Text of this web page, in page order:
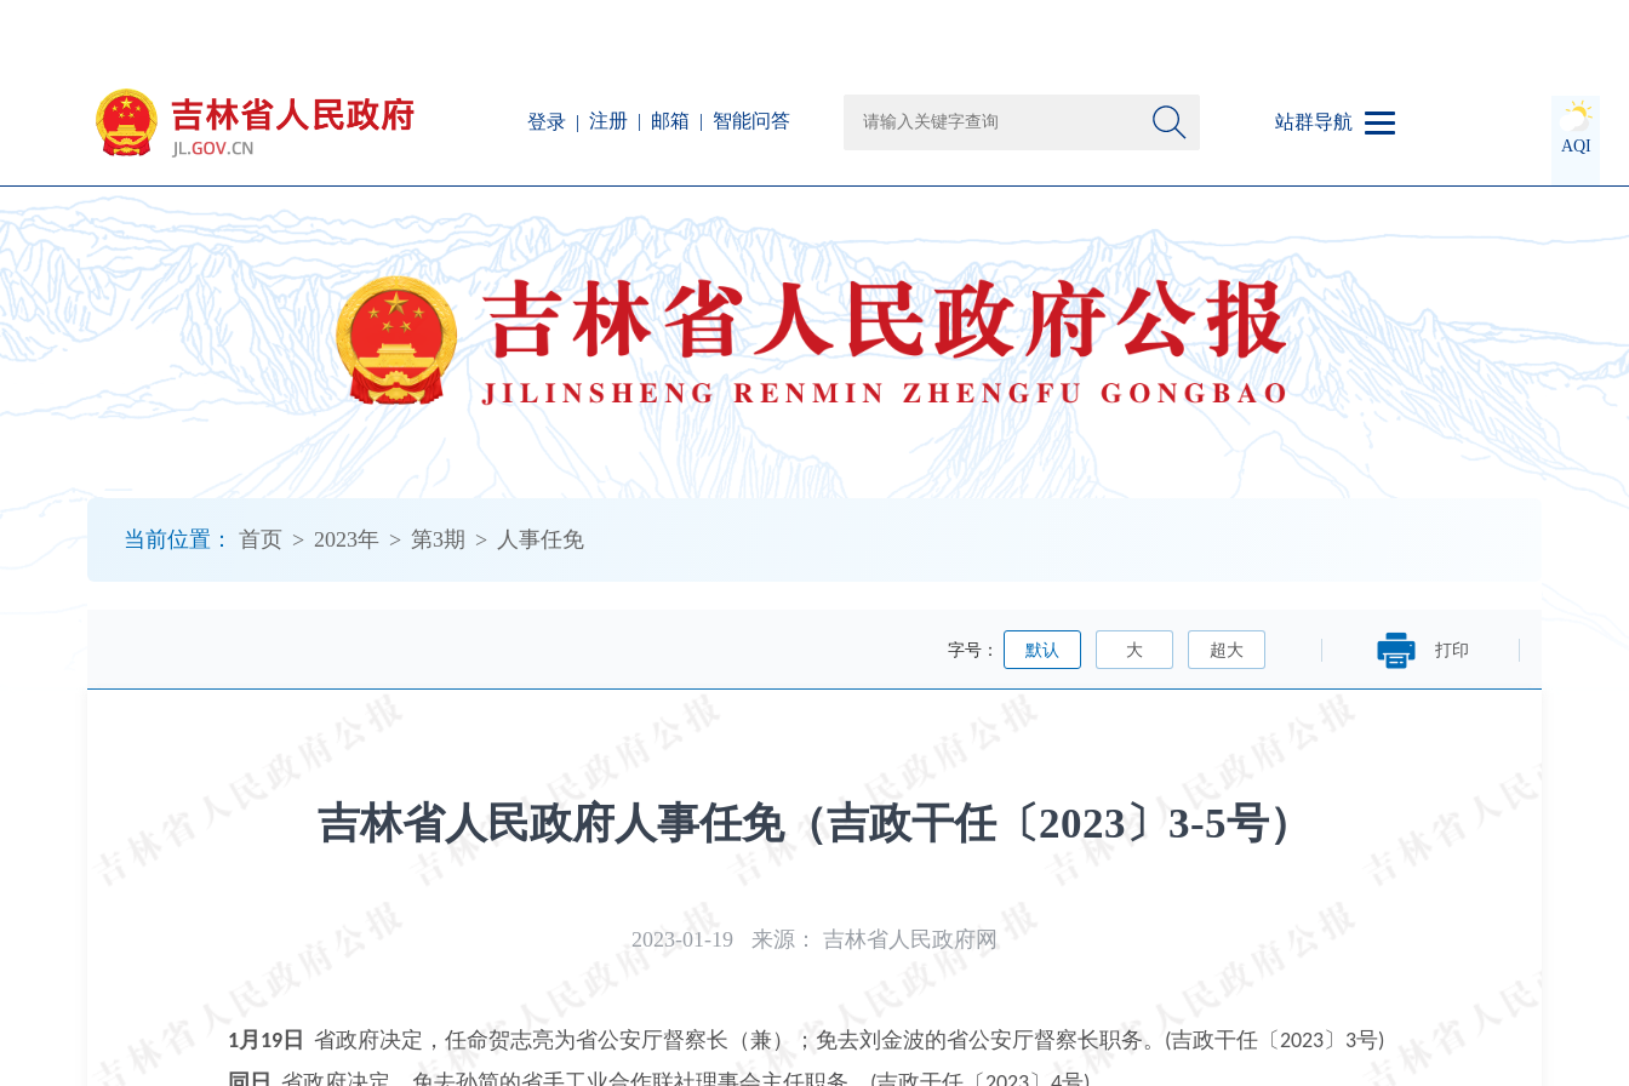
登录 注册 邮箱 智能问答 站群导航
AQI
当前位置： 首页 > 2023年 > 第3期 > 人事任免
打印
字号： 默认 大 超大
吉林省人民政府人事任免（吉政干任〔2023〕3-5号）
2023-01-19 来源： 吉林省人民政府网
1月 19 日 省政府决定，任命贺志亮为省公安厅督察长（兼）；免去刘金波的省公安厅督察长职务。 (吉政干任〔 2023 〕 3号)
障
碍
说
明
页
面,
按
加